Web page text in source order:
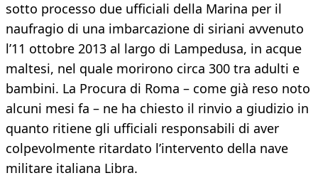
sotto processo due ufficiali della Marina per il
naufragio di una imbarcazione di siriani avvenuto
l’11 ottobre 2013 al largo di Lampedusa, in acque
maltesi, nel quale morirono circa 300 tra adulti e
bambini. La Procura di Roma – come già reso noto
alcuni mesi fa – ne ha chiesto il rinvio a giudizio in
quanto ritiene gli ufficiali responsabili di aver
colpevolmente ritardato l’intervento della nave
militare italiana Libra.